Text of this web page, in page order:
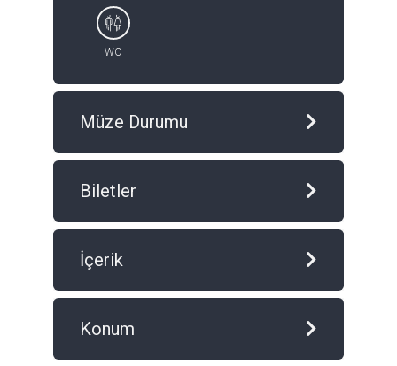
WC
Müze Durumu
Biletler
İçerik
Konum